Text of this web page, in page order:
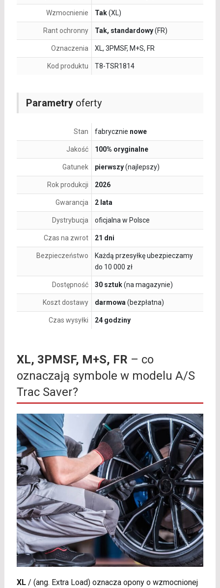
Parametryoferty
Stan fabrycznie nowe
Jakość 100% oryginalne
Gatunek pierwszy(najlepszy)
Rok produkcji 2026
Gwarancja 2 lata
Dystrybucja oficjalna w Polsce
Czas na zwrot 21 dni
Bezpieczeństwo
Każdą przesyłkę ubezpieczamy
do 10 000 zł
Dostępność 30 sztuk(na magazynie)
Koszt dostawy darmowa (bezpłatna)
Czas wysyłki 24 godziny
Wzmocnienie Tak(XL)
Rant ochronny Tak, standardowy(FR)
Oznaczenia XL, 3PMSF, M+S, FR
Kod produktu T8-TSR1814
XL, 3PMSF, M+S, FR – co
oznaczają symbole w modelu A/S
Trac Saver?
XL/ (ang. Extra Load) oznacza opony o wzmocnionej